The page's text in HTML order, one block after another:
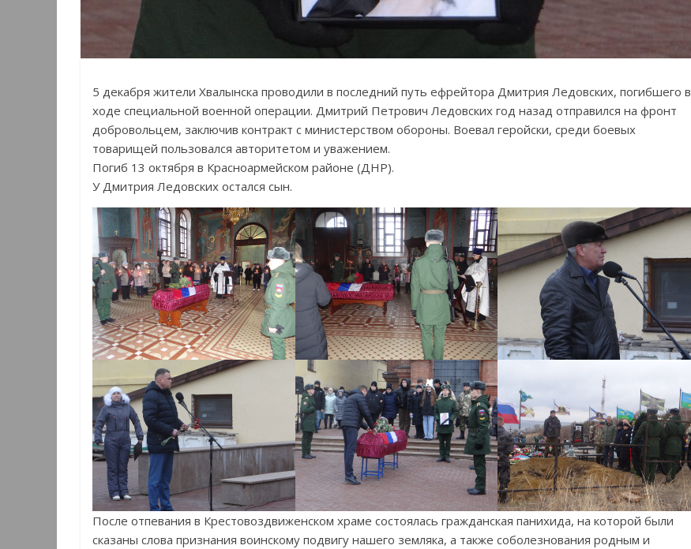
5 декабря жители Хвалынска проводили в последний путь ефрейтора Дмитрия Ледовских, погибшего в
ходе специальной военной операции. Дмитрий Петрович Ледовских год назад отправился на фронт
добровольцем, заключив контракт с министерством обороны. Воевал геройски, среди боевых
товарищей пользовался авторитетом и уважением.
Погиб 13 октября в Красноармейском районе (ДНР).
У Дмитрия Ледовских остался сын.
После отпевания в Крестовоздвиженском храме состоялась гражданская панихида, на которой были
сказаны слова признания воинскому подвигу нашего земляка, а также соболезнования родным и